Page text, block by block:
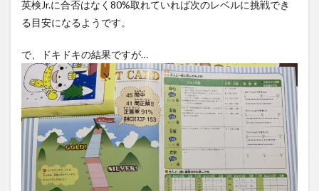
英検Jr.に合否はなく80%取れていれば次のレベルに挑戦でき
る目安になるようです。
で、ドキドキの結果ですが…